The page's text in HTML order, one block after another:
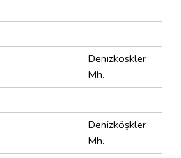
Denızkoskler
Mh.
Denizköşkler
Mh.